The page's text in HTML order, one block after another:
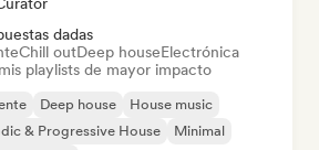
dadas
Chill outDeep houseElectrónica
playlists de mayor impacto
Deep house
House music
& Progressive House
Minimal